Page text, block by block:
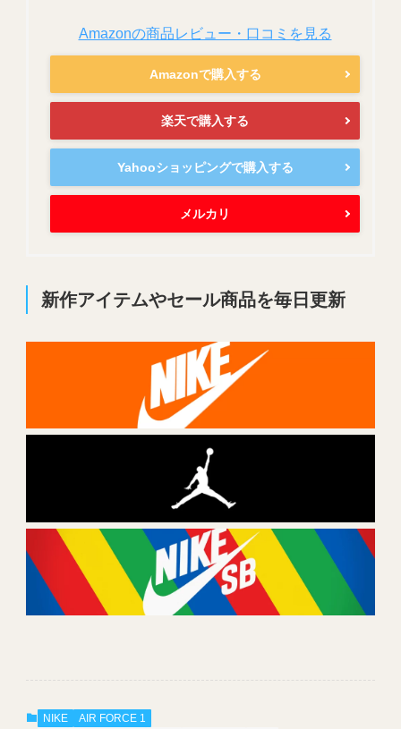
Amazonの商品レビュー・口コミを見る
Amazonで購入する
楽天で購入する
Yahooショッピングで購入する
メルカリ
新作アイテムやセール商品を毎日更新
NIKE
AIR FORCE 1